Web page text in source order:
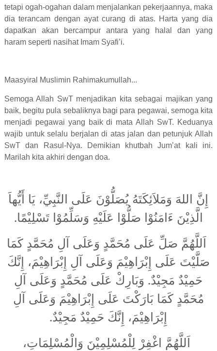
tetapi ogah-ogahan dalam menjalankan pekerjaannya, maka
dia terancam dengan ayat curang di atas. Harta yang dia
dapatkan akan bercampur antara yang halal dan yang
haram seperti nasihat Imam Syafi’i.
Maasyiral Muslimin Rahimakumullah...
Semoga Allah SwT menjadikan kita sebagai majikan yang
baik, begitu pula sebaliknya bagi para pegawai, semoga kita
menjadi pegawai yang baik di mata Allah SwT. Keduanya
wajib untuk selalu berjalan di atas jalan dan petunjuk Allah
SwT dan Rasul-Nya. Demikian khutbah Jum’at kali ini.
Marilah kita akhiri dengan doa.
إِنَّ اللهَ وَمَلاَئِكَتَهُ يُصَلُّوْنَ عَلَى النَّبِيِّ، يَا أَيُّهاَ
الَّذِيْنَ ءَامَنُوْا صَلُّوْا عَلَيْهِ وَسَلِّمُوْا تَسْلِيْمًا.
اَللَّهُمَّ صَلِّ عَلَى مُحَمَّدٍ وَعَلَى آلِ مُحَمَّدٍ كَمَا
صَلَّيْتَ عَلَى إِبْرَاهِيْمَ وَعَلَى آلِ إِبْرَاهِيْمَ، إِنَّكَ
حَمِيْدٌ مَجِيْدٌ. وَبَارِكْ عَلَى مُحَمَّدٍ وَعَلَى آلِ
مُحَمَّدٍ كَمَا بَارَكْتَ عَلَى إِبْرَاهِيْمَ وَعَلَى آلِ
إِبْرَاهِيْمَ، إِنَّكَ حَمِيْدٌ مَجِيْدٌ.
اَللَّهُمَّ اغْفِرْ لِلْمُسْلِمِيْنَ وَالْمُسْلِمَاتِ،